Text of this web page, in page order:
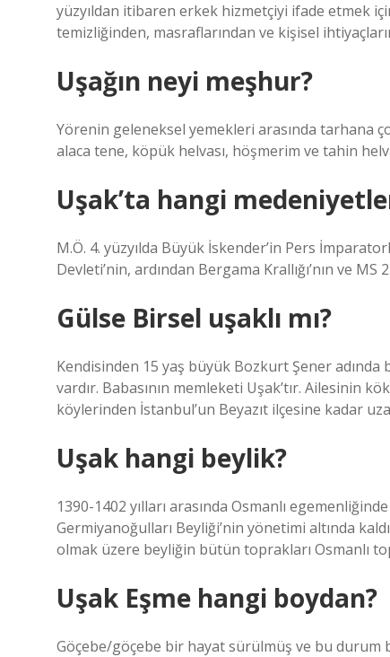
yüzyıldan itibaren erkek hizmetçiyi ifade etmek
temizliğinden, masraflarından ve kişisel
Uşağın neyi meşhur?
Yörenin geleneksel yemekleri arasında tarhana
alaca tene, köpük helvası, höşmerim ve tahin
Uşak’ta hangi
M.Ö. 4. yüzyılda Büyük İskender’in Pers
Devleti’nin, ardından Bergama Krallığı’nın ve
Gülse Birsel uşaklı mı?
Kendisinden 15 yaş büyük Bozkurt Şener adında
vardır. Babasının memleketi Uşak’tır. Ailesinin
köylerinden İstanbul’un Beyazıt ilçesine kadar
Uşak hangi beylik?
1390-1402 yılları arasında Osmanlı
Germiyanoğulları Beyliği’nin yönetimi altında
olmak üzere beyliğin bütün toprakları Osmanlı
Uşak Eşme hangi boydan?
Göçebe/göçebe bir hayat sürülmüş ve bu durum